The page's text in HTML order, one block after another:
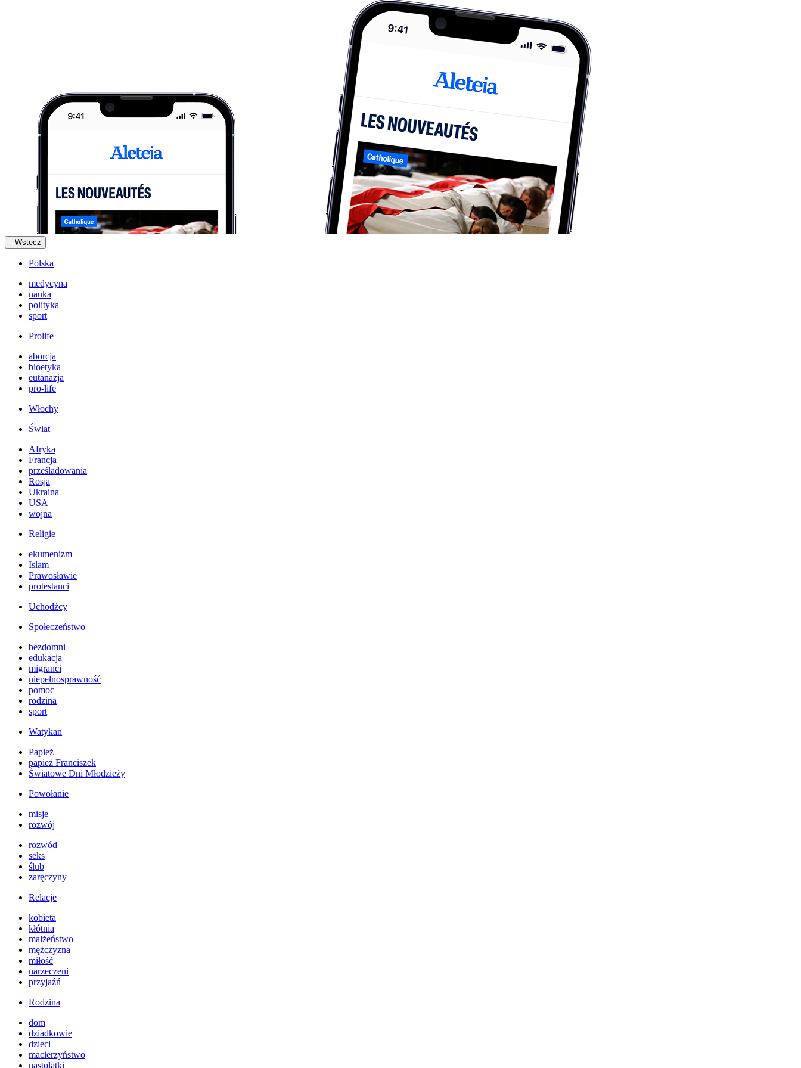
Wstecz
Polska
medycyna
nauka
polityka
sport
Prolife
aborcja
bioetyka
eutanazja
pro-life
Włochy
Świat
Afryka
Francja
prześladowania
Rosja
Ukraina
USA
wojna
Religie
ekumenizm
Islam
Prawosławie
protestanci
Uchodźcy
Społeczeństwo
bezdomni
edukacja
migranci
niepełnosprawność
pomoc
rodzina
sport
Watykan
Papież
papież Franciszek
Światowe Dni Młodzieży
Powołanie
misje
rozwój
rozwód
seks
ślub
zaręczyny
Relacje
kobieta
kłótnia
małżeństwo
mężczyzna
miłość
narzeczeni
przyjaźń
Rodzina
dom
dziadkowie
dzieci
macierzyństwo
nastolatki